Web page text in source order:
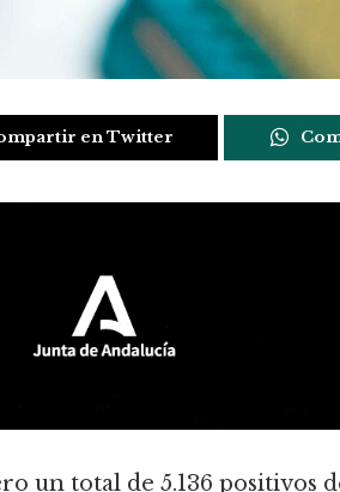
en Twitter
un total de 5.136 positivos